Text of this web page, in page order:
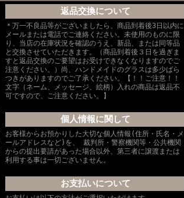
返品交換について
＊万一不良品等がございましたら、商品到着後3日以内に
メールまたは電話でご連絡ください。未使用のものに限
り、当店の在庫状況を確認のうえ、新品、または同等品
と交換させていただきます。（商品到着後３日を過ぎま
すと返品交換のご要望はお受けできなくなりますのでご
注意ください。）尚、ハンドメイドのグラスは多少ばら
つきがありますのでご了承ください。【！！ご注意！！
文字（ネーム、メッセージ、絵柄）入れの商品は返品不
可ですので、ご注意ください。】
個人情報に関して
お客様からお預かりした大切な個人情報(住所・氏名・メ
ールアドレスなど)を、 裁判所・警察機関等・公共機関
からの提出要請があった場合以外、第三者に譲渡または
利用する事は一切ございません。
お支払いについて